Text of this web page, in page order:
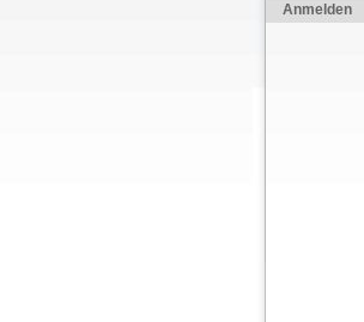
Anmelden